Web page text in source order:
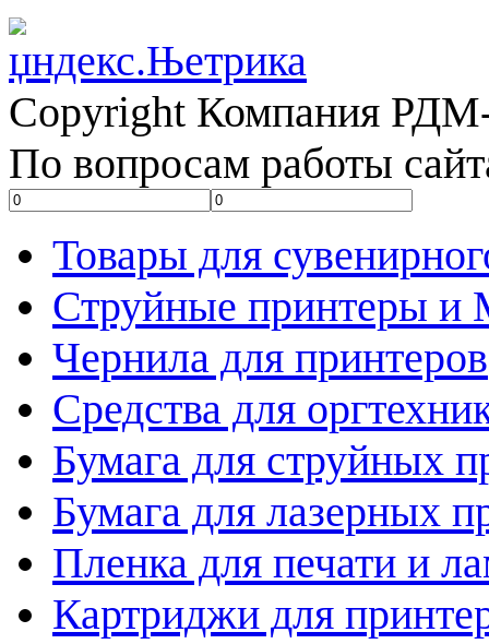
Copyright Компания
По вопросам работы
Товары для
Струйные принтеры
Чернила для принтеров
Средства для
Бумага для струйных
Бумага для лазерных
Пленка для печати и
Картриджи для